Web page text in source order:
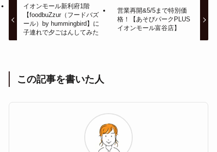
イオンモール新利府1階
【foodbuZzur（フードバズ
ール）by hummingbird】に
子連れで夕ごはんしてみた
営業再開&5/5まで特別価
格！【あそびパークPLUS
イオンモール富谷店】
この記事を書いた人